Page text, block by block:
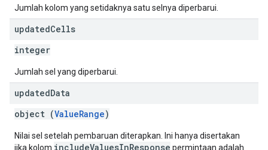
Jumlah kolom yang setidaknya satu selnya diperbarui.
updatedCells
integer
Jumlah sel yang diperbarui.
updatedData
object (ValueRange)
Nilai sel setelah pembaruan diterapkan. Ini hanya disertakan
jika kolom includeValuesInResponse permintaan adalah